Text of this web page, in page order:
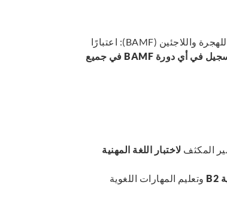
واللاجئين (BAMF):
اعتبارًا
في أي دورة
في جميع
المكثف لاختبار اللغة المهنية
وتعليم المهارات اللغوية